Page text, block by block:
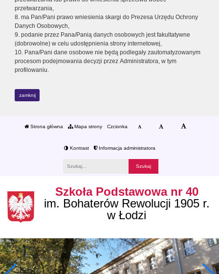
przetwarzania,
8. ma Pan/Pani prawo wniesienia skargi do Prezesa Urzędu Ochrony
Danych Osobowych,
9. podanie przez Pana/Panią danych osobowych jest fakultatywne
(dobrowolne) w celu udostępnienia strony internetowej,
10. Pana/Pani dane osobowe nie będą podlegały zautomatyzowanym
procesom podejmowania decyzji przez Administratora, w tym
profilowaniu.
zamknij
Strona główna Mapa strony Czcionka
Kontrast Informacja administratora
Szkoła Podstawowa nr 40
im. Bohaterów Rewolucji 1905 r.
w Łodzi